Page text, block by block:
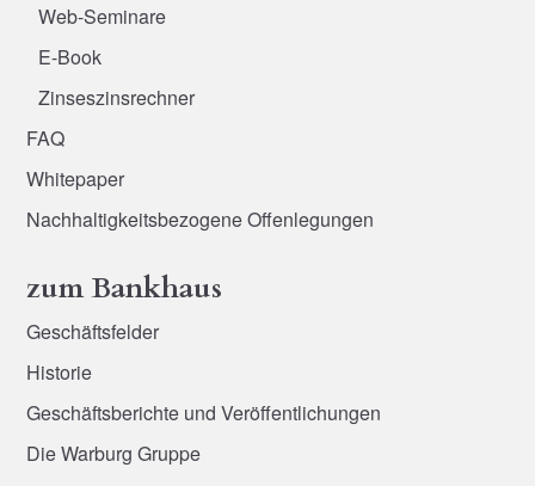
Web-Seminare
E-Book
Zinseszinsrechner
FAQ
Whitepaper
Nachhaltigkeitsbezogene Offenlegungen
zum Bankhaus
Geschäftsfelder
Historie
Geschäftsberichte und Veröffentlichungen
Die Warburg Gruppe